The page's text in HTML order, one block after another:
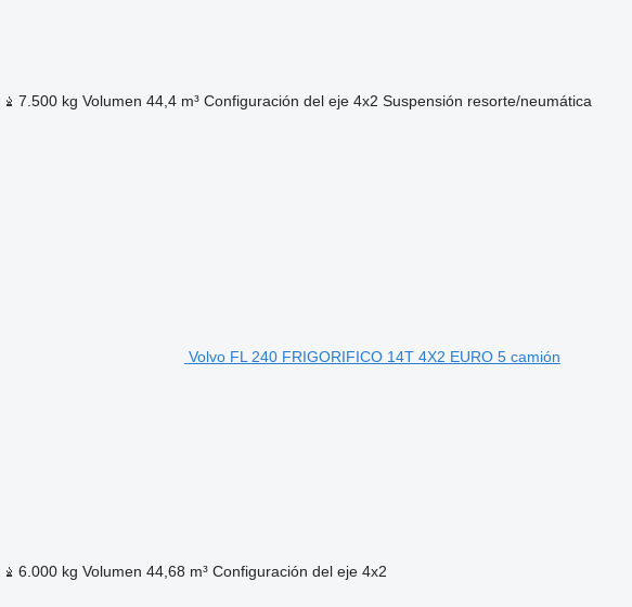
7.500 kg Volumen 44,4 m³ Configuración del eje 4x2 Suspensión resorte/neumática
Volvo FL 240 FRIGORIFICO 14T 4X2 EURO 5 camión
6.000 kg Volumen 44,68 m³ Configuración del eje 4x2